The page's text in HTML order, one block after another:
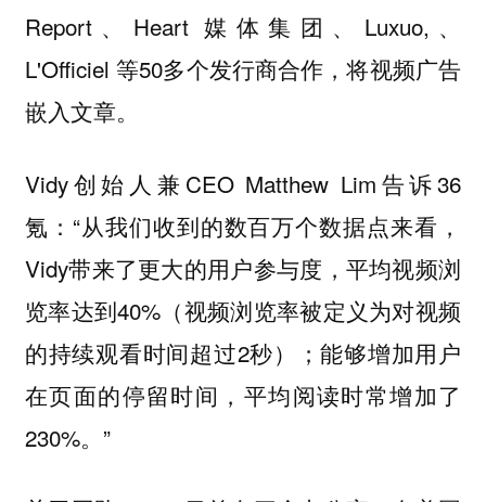
Report、Heart 媒体集团、Luxuo,、
L'Officiel 等50多个发行商合作，将视频广告
嵌入文章。
Vidy创始人兼CEO Matthew Lim告诉36
氪：“从我们收到的数百万个数据点来看，
Vidy带来了更大的用户参与度，平均视频浏
览率达到40%（视频浏览率被定义为对视频
的持续观看时间超过2秒）；能够增加用户
在页面的停留时间，平均阅读时常增加了
230%。”